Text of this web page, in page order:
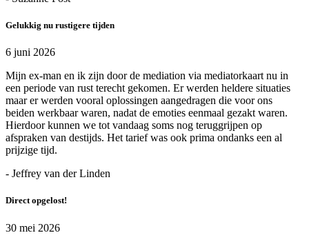
Gelukkig nu rustigere tijden
6 juni 2026
Mijn ex-man en ik zijn door de mediation via mediatorkaart nu in
een periode van rust terecht gekomen. Er werden heldere situaties
maar er werden vooral oplossingen aangedragen die voor ons
beiden werkbaar waren, nadat de emoties eenmaal gezakt waren.
Hierdoor kunnen we tot vandaag soms nog teruggrijpen op
afspraken van destijds. Het tarief was ook prima ondanks een al
prijzige tijd.
- Jeffrey van der Linden
Direct opgelost!
30 mei 2026